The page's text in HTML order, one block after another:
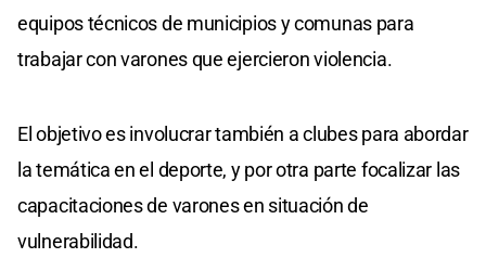
equipos técnicos de municipios y comunas para
trabajar con varones que ejercieron violencia.
El objetivo es involucrar también a clubes para abordar
la temática en el deporte, y por otra parte focalizar las
capacitaciones de varones en situación de
vulnerabilidad.